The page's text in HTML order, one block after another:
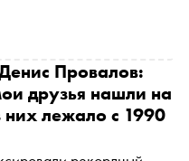
альпинистов. Алина —
и статуэтки,
ноября на
альпинизма России
корону, созданную
побывал на этом
Провалов:
друзья нашли на
них лежало с 1990